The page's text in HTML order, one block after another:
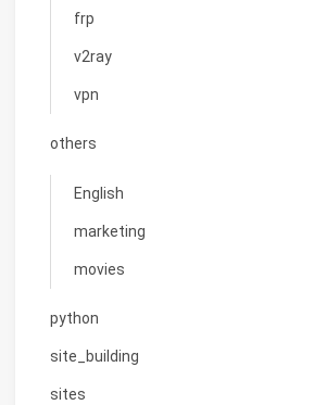
frp
v2ray
vpn
others
English
marketing
movies
python
site_building
sites